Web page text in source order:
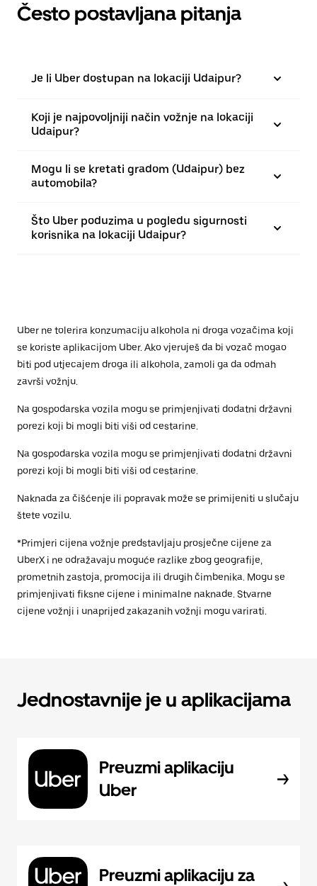
Često postavljana pitanja
Je li Uber dostupan na lokaciji Udaipur?
Koji je najpovoljniji način vožnje na lokaciji
Udaipur?
Mogu li se kretati gradom (Udaipur) bez
automobila?
Što Uber poduzima u pogledu sigurnosti
korisnika na lokaciji Udaipur?
Uber ne tolerira konzumaciju alkohola ni droga vozačima koji
se koriste aplikacijom Uber. Ako vjeruješ da bi vozač mogao
biti pod utjecajem droga ili alkohola, zamoli ga da odmah
završi vožnju.
Na gospodarska vozila mogu se primjenjivati dodatni državni
porezi koji bi mogli biti viši od cestarine.
Na gospodarska vozila mogu se primjenjivati dodatni državni
porezi koji bi mogli biti viši od cestarine.
Naknada za čišćenje ili popravak može se primijeniti u slučaju
štete vozilu.
*Primjeri cijena vožnje predstavljaju prosječne cijene za
UberX i ne odražavaju moguće razlike zbog geografije,
prometnih zastoja, promocija ili drugih čimbenika. Mogu se
primjenjivati fiksne cijene i minimalne naknade. Stvarne
cijene vožnji i unaprijed zakazanih vožnji mogu varirati.
Jednostavnije je u aplikacijama
Preuzmi aplikaciju
Uber
Preuzmi aplikaciju za